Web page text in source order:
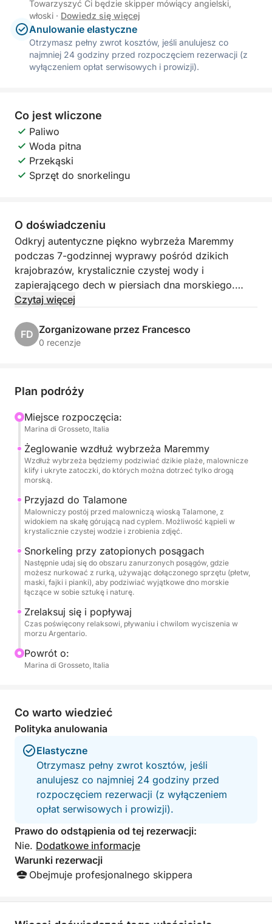
Towarzyszyć Ci będzie skipper mówiący angielski,
włoski · Dowiedz się więcej
Anulowanie elastyczne
Otrzymasz pełny zwrot kosztów, jeśli anulujesz co
najmniej 24 godziny przed rozpoczęciem rezerwacji (z
wyłączeniem opłat serwisowych i prowizji).
Co jest wliczone
Paliwo
Woda pitna
Przekąski
Sprzęt do snorkelingu
O doświadczeniu
Odkryj autentyczne piękno wybrzeża Maremmy
podczas 7-godzinnej wyprawy pośród dzikich
krajobrazów, krystalicznie czystej wody i
zapierającego dech w piersiach dna morskiego.
Wyruszając z Marina di Grosseto, popłyniemy
wyrzeźbione przez wiatr klify i zatoczki dostępne
tylko drogą morską.
miejscowości, gdzie można podziwiać jej
wody. Punktem kulminacyjnym będzie przystanek na
snorkeling przy zanurzonych posągach – wyjątkowe
przeżycie łączące sztukę i naturę w malowniczej i
spokojnej scenerii.
kompletny sprzęt do snorkelingu: płetwy, maskę,
fajkę i piankę, aby cieszyć się morzem w pełnym
komforcie.
Idealna wycieczka dla osób poszukujących relaksu,
odkryć i autentycznego kontaktu z toskańskim
morzem.
Czytaj więcej
FD Zorganizowane przez Francesco
0 recenzje
Plan podróży
Miejsce rozpoczęcia:
Marina di Grosseto, Italia
Żeglowanie wzdłuż wybrzeża Maremmy
Wzdłuż wybrzeża będziemy podziwiać dzikie plaże, malownicze
klify i ukryte zatoczki, do których można dotrzeć tylko drogą
morską.
Przyjazd do Talamone
Malowniczy postój przed malowniczą wioską Talamone, z
widokiem na skałę górującą nad cyplem. Możliwość kąpieli w
krystalicznie czystej wodzie i zrobienia zdjęć.
Snorkeling przy zatopionych posągach
Następnie udaj się do obszaru zanurzonych posągów, gdzie
możesz nurkować z rurką, używając dołączonego sprzętu (płetw,
maski, fajki i pianki), aby podziwiać wyjątkowe dno morskie
łączące w sobie sztukę i naturę.
Zrelaksuj się i popływaj
Czas poświęcony relaksowi, pływaniu i chwilom wyciszenia w
morzu Argentario.
Powrót o:
Marina di Grosseto, Italia
Co warto wiedzieć
Polityka anulowania
Elastyczne
Otrzymasz pełny zwrot kosztów, jeśli
anulujesz co najmniej 24 godziny przed
rozpoczęciem rezerwacji (z wyłączeniem
opłat serwisowych i prowizji).
Prawo do odstąpienia od tej rezerwacji:
Nie. Dodatkowe informacje
Warunki rezerwacji
Obejmuje profesjonalnego skippera